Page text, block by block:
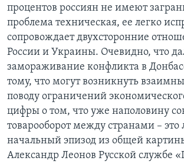
процентов россиян не имеют
проблема техническая, ее легко
сопровождает двухсторонние
России и Украины. Очевидно, что
замораживание конфликта в
тому, что могут возникнуть
поводу ограничений
цифры о том, что уже наполовину
товарооборот между странами –
начальный эпизод из общей
Александр Леонов Русской службе